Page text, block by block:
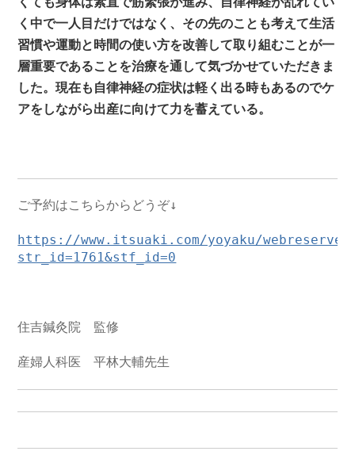
く中で一人目だけではなく、その先のことも考えて生活
習慣や運動と時間の使い方を改善して取り組むことが一
層重要であることを治療を通して気づかせていただきま
した。現在も自律神経の症状は軽く出る時もあるのでケ
アをしながら出産に向けて力を蓄えている。
ご予約はこちらからどうぞ↓
https://www.itsuaki.com/yoyaku/webreserve/
str_id=1761&stf_id=0
住吉鍼灸院　監修
産婦人科医　平林大輔先生